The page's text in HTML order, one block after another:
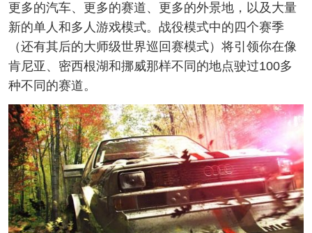
更多的汽车、更多的赛道、更多的外景地，以及大量
新的单人和多人游戏模式。战役模式中的四个赛季
（还有其后的大师级世界巡回赛模式）将引领你在像
肯尼亚、密西根湖和挪威那样不同的地点驶过100多
种不同的赛道。